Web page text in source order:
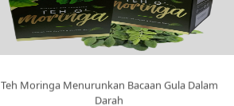
Teh Moringa Menurunkan Bacaan Gula Dalam
Darah